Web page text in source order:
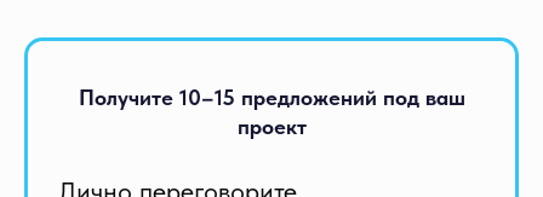
Получите 10–15 предложений под ваш
проект
Лично переговорите
коммунальная и промышленная